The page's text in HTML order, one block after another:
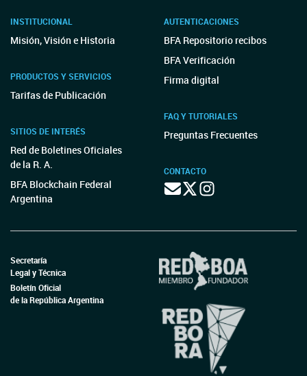
INSTITUCIONAL
Misión, Visión e Historia
PRODUCTOS Y SERVICIOS
Tarifas de Publicación
SITIOS DE INTERÉS
Red de Boletines Oficiales
de la R. A.
BFA Blockchain Federal
Argentina
AUTENTICACIONES
BFA Repositorio recibos
BFA Verificación
Firma digital
FAQ Y TUTORIALES
Preguntas Frecuentes
CONTACTO
Secretaría
Legal y Técnica
Boletín Oficial
de la República Argentina